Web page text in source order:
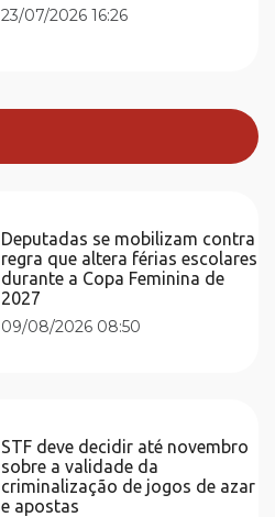
23/07/2026 16:26
Deputadas se mobilizam contra
regra que altera férias escolares
durante a Copa Feminina de
2027
09/08/2026 08:50
STF deve decidir até novembro
sobre a validade da
criminalização de jogos de azar
e apostas